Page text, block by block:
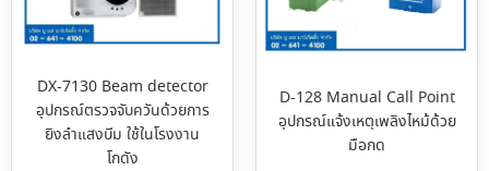
DX-7130 Beam detector
อุปกรณ์ตรวจจับควันด้วยการ
ยิงลำแสงบีม ใช้ในโรงงาน
โกดัง
D-128 Manual Call Point
อุปกรณ์แจ้งเหตุเพลิงไหม้ด้วย
มือกด